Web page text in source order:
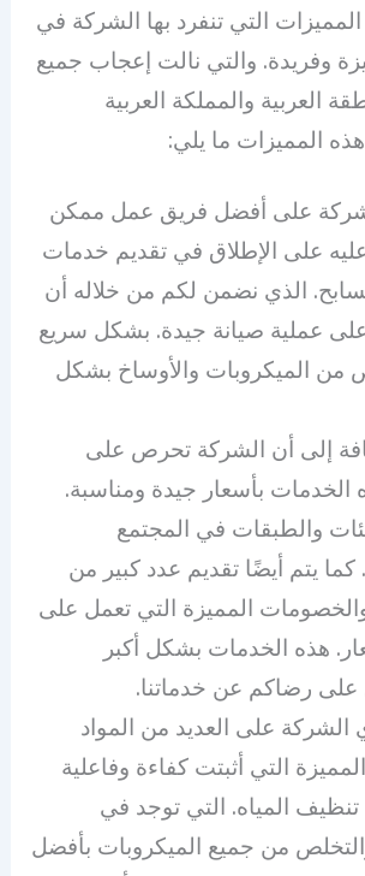
التي تنفرد بها الشركة في
وفريدة. والتي نالت إعجاب جميع
العربية والمملكة العربية
المميزات ما يلي:
على أفضل فريق عمل ممكن
على الإطلاق في تقديم خدمات
الذي نضمن لكم من خلاله أن
عملية صيانة جيدة. بشكل سريع
من الميكروبات والأوساخ بشكل
إلى أن الشركة تحرص على
الخدمات بأسعار جيدة ومناسبة.
والطبقات في المجتمع
يتم أيضًا تقديم عدد كبير من
المميزة التي تعمل على
هذه الخدمات بشكل أكبر
رضاكم عن خدماتنا.
الشركة على العديد من المواد
التي أثبتت كفاءة وفاعلية
المياه. التي توجد في
من جميع الميكروبات بأفضل